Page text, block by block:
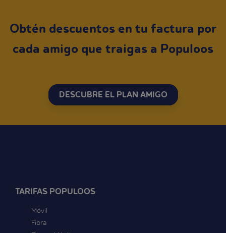
Obtén descuentos en tu factura por
cada amigo que traigas a Populoos
DESCUBRE EL PLAN AMIGO
TARIFAS POPULOOS
Móvil
Fibra